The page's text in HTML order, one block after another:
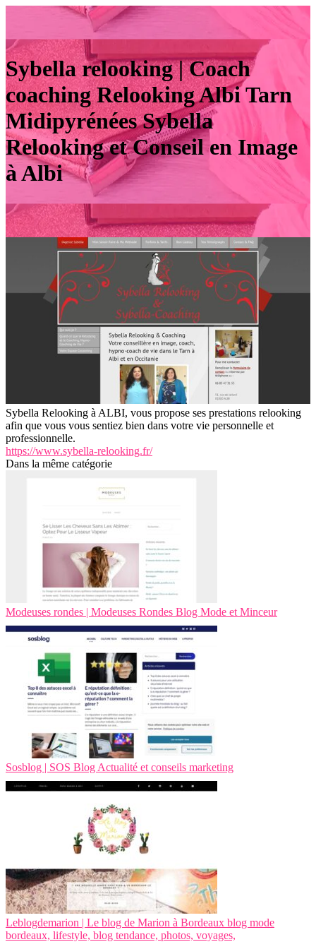
Sybella relooking | Coach
coaching Relooking Albi Tarn
Midipyrénées Sybella
Relooking et Conseil en Image
à Albi
Sybella Relooking à ALBI, vous propose ses prestations relooking
afin que vous vous sentiez bien dans votre vie personnelle et
professionnelle.
https://www.sybella-relooking.fr/
Dans la même catégorie
Modeuses rondes | Modeuses Rondes Blog Mode et Minceur
Sosblog | SOS Blog Actualité et conseils marketing
Leb­log­dema­rion | Le blog de Marion à Bordeaux blog mode
bordeaux, lifestyle, blog tendance, photos, voyages,